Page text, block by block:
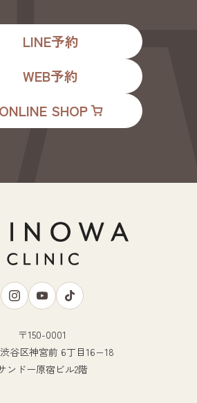
LINE予約
WEB予約
ONLINE SHOP
〒150-0001
谷区神宮前 6丁目16−18
ンドー原宿ビル2階